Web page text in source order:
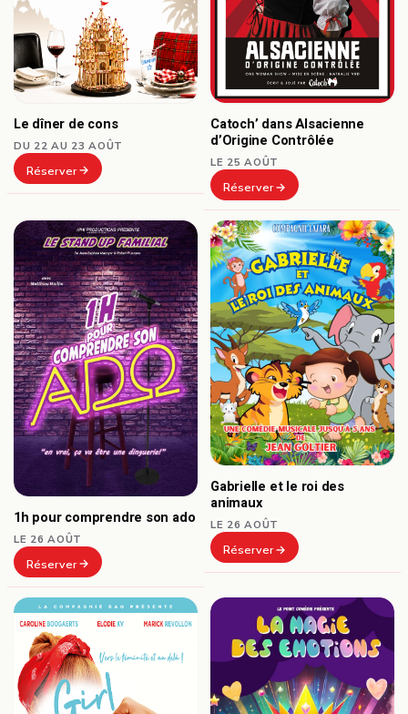
Le dîner de cons
DU 22 AU 23 AOÛT
Réserver
Catoch’ dans Alsacienne
d’Origine Contrôlée
LE 25 AOÛT
Réserver
1h pour comprendre son ado
LE 26 AOÛT
Réserver
Gabrielle et le roi des
animaux
LE 26 AOÛT
Réserver